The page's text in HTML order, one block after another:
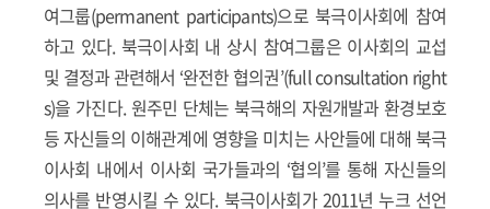
여그룹(permanent participants)으로 북극이사회에 참여
하고 있다. 북극이사회 내 상시 참여그룹은 이사회의 교섭
및 결정과 관련해서 ‘완전한 협의권’(full consultation right
s)을 가진다. 원주민 단체는 북극해의 자원개발과 환경보호
등 자신들의 이해관계에 영향을 미치는 사안들에 대해 북극
이사회 내에서 이사회 국가들과의 ‘협의’를 통해 자신들의
의사를 반영시킬 수 있다. 북극이사회가 2011년 누크 선언